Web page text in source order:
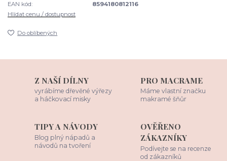
EAN kód:
8594180812116
Hlídat cenu / dostupnost
Do oblíbených
Z NAŠÍ DÍLNY
vyrábíme dřevěné výřezy
a háčkovací misky
PRO MACRAME
Máme vlastní značku
makramé šňůr
TIPY A NÁVODY
Blog plný nápadů a
návodů na tvoření
OVĚŘENO
ZÁKAZNÍKY
Podívejte se na recenze
od zákazníků